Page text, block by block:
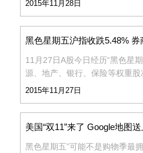
无人机
2015年11月28日
黑色星期五沪指收跌5.48%
11月27日A股今日经历“黑色星
源、地产、银行、保险等权重股
火。创业板大跌逾6%，连续失
本周沪指
2015年11月27日
美国“双11”来了 Google地图
黑色星期五”可能不是购物季最